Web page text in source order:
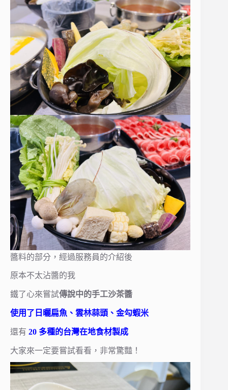
醬料的部分，經過服務員的介紹後
原本不太沾醬的我
鐵了心來嘗試傳說中的手工沙茶醬
使用了日曬扁魚、雲林蒜頭、金勾蝦米
還有 20 多種的台灣在地食材製成
大家來一定要嘗試看看，非常驚豔！